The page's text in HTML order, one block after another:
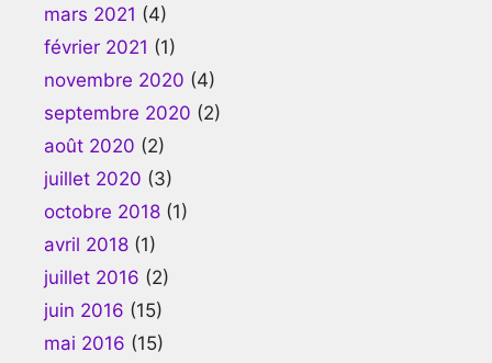
mars 2021 (4)
février 2021 (1)
novembre 2020 (4)
septembre 2020 (2)
août 2020 (2)
juillet 2020 (3)
octobre 2018 (1)
avril 2018 (1)
juillet 2016 (2)
juin 2016 (15)
mai 2016 (15)